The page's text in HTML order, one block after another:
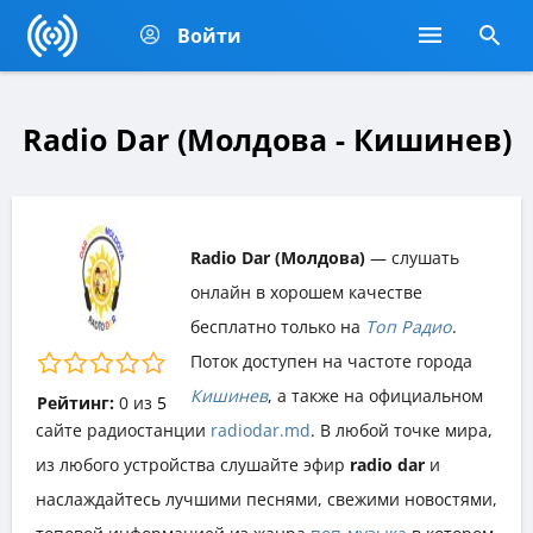
Войти
Radio Dar (Молдова - Кишинев)
Рейтинг: 0из 5
Radio Dar (Молдова) — слушать
онлайн в хорошем качестве
бесплатно только на Топ Радио.
Поток доступен на частоте города
Кишинев, а также на официальном
сайте радиостанции radiodar.md. В любой точке мира,
из любого устройства слушайте эфир radio dar и
наслаждайтесь лучшими песнями, свежими новостями,